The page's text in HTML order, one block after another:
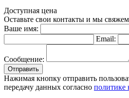
Доступная цена
Оставьте свои контакты и мы
Ваше имя:
Email:
Сообщение:
Отправить
Нажимая кнопку отправить
передачу данных согласно политике